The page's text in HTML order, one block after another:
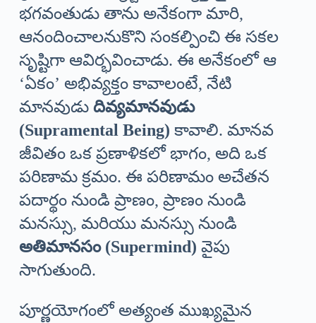
భగవంతుడు తాను అనేకంగా మారి,
ఆనందించాలనుకొని సంకల్పించి ఈ సకల
సృష్టిగా ఆవిర్భవించాడు. ఈ అనేకంలో ఆ
‘ఏకం’ అభివ్యక్తం కావాలంటే, నేటి
మానవుడు దివ్యమానవుడు
(Supramental Being) కావాలి. మానవ
జీవితం ఒక ప్రణాళికలో భాగం, అది ఒక
పరిణామ క్రమం. ఈ పరిణామం అచేతన
పదార్థం నుండి ప్రాణం, ప్రాణం నుండి
మనస్సు, మరియు మనస్సు నుండి
అతిమానసం (Supermind) వైపు
సాగుతుంది.
పూర్ణయోగంలో అత్యంత ముఖ్యమైన